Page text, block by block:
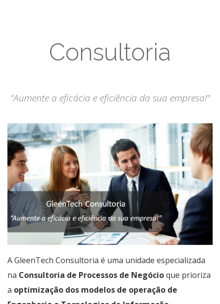
Consultoria
"Aumente a eficácia e eficiência da sua empresa!"
A GleenTech Consultoria é uma unidade especializada
na Consultoria de Processos de Negócioque prioriza
a optimização dos modelos de operação de